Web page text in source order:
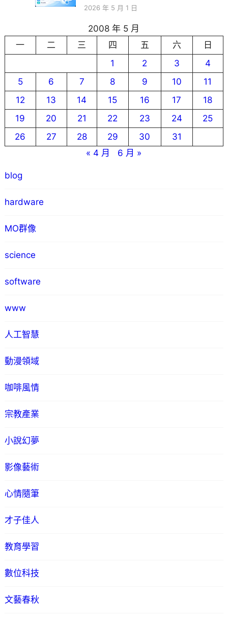
2026 年 5 月 1 日
2008 年 5 月
一
二 三 四 五 六
日
1
2 3
4
5
6 7 8 9 10
11
12
13 14 15 16 17
18
19
20 21 22 23 24
25
26
27 28 29 30
31
« 4 月
6 月 »
blog
hardware
MO群像
science
software
www
人工智慧
動漫領域
咖啡風情
宗教產業
小說幻夢
影像藝術
心情隨筆
才子佳人
教育學習
數位科技
文藝春秋